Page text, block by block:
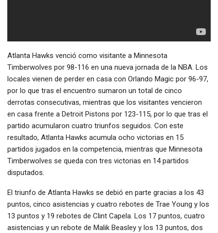
Atlanta Hawks venció como visitante a Minnesota
Timberwolves por 98-116 en una nueva jornada de la NBA. Los
locales vienen de perder en casa con Orlando Magic por 96-97,
por lo que tras el encuentro sumaron un total de cinco
derrotas consecutivas, mientras que los visitantes vencieron
en casa frente a Detroit Pistons por 123-115, por lo que tras el
partido acumularon cuatro triunfos seguidos. Con este
resultado, Atlanta Hawks acumula ocho victorias en 15
partidos jugados en la competencia, mientras que Minnesota
Timberwolves se queda con tres victorias en 14 partidos
disputados.
El triunfo de Atlanta Hawks se debió en parte gracias a los 43
puntos, cinco asistencias y cuatro rebotes de Trae Young y los
13 puntos y 19 rebotes de Clint Capela. Los 17 puntos, cuatro
asistencias y un rebote de Malik Beasley y los 13 puntos, dos